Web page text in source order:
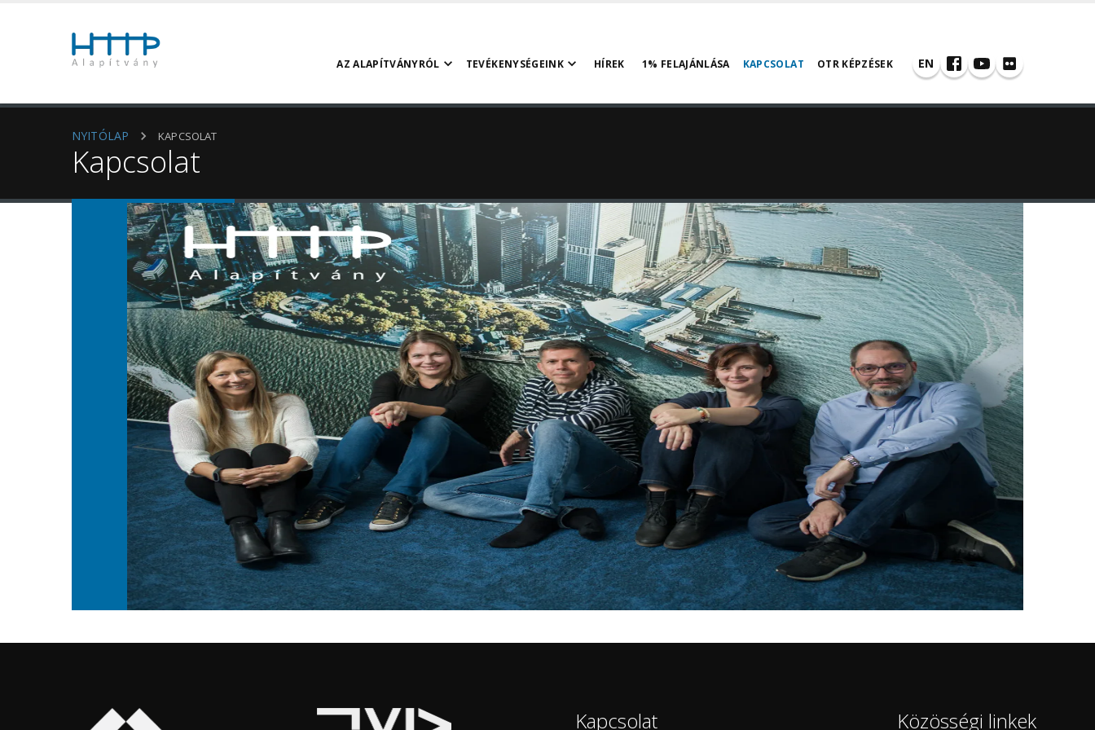
AZ ALAPÍTVÁNYRÓL TEVÉKENYSÉGEINK HÍREK 1% FELAJÁNLÁSA KAPCSOLAT OTR KÉPZÉSEK EN
NYITÓLAP KAPCSOLAT
Kapcsolat
Kapcsolat Közösségi linkek